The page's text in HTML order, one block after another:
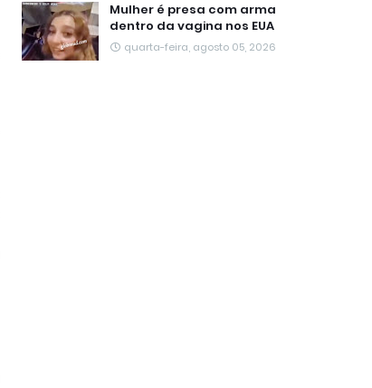
Mulher é presa com arma
dentro da vagina nos EUA
quarta-feira, agosto 05, 2026